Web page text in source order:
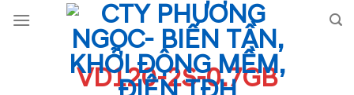
VD120-2S-0.7GB